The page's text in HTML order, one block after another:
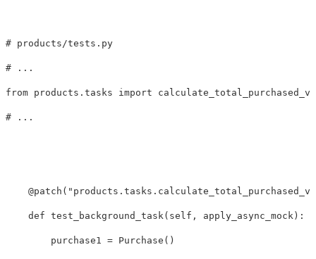
# products/tests.py
from products.tasks import
@patch (
def test_background_task( self , apply_async_mock ):
purchase1 = Purchase ()